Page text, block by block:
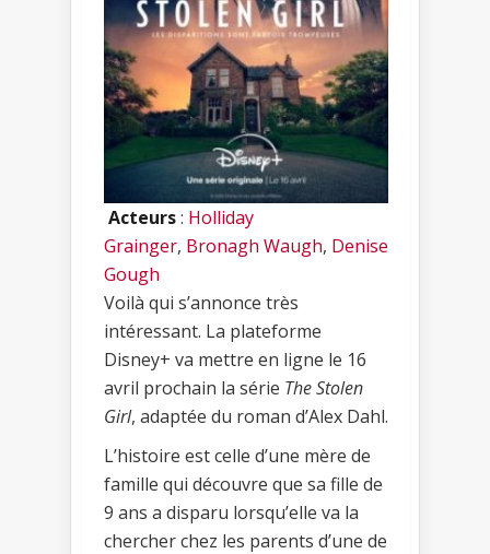
Acteurs: Holliday
Grainger, Bronagh Waugh, Denise
Gough
Voilà qui s’annonce très
intéressant. La plateforme
Disney+ va mettre en ligne le 16
avril prochain la série The Stolen
Girl, adaptée du roman d’Alex Dahl.
L’histoire est celle d’une mère de
famille qui découvre que sa fille de
9 ans a disparu lorsqu’elle va la
chercher chez les parents d’une de